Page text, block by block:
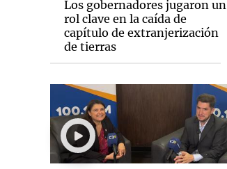
Los gobernadores jugaron un
rol clave en la caída de
capítulo de extranjerización
de tierras